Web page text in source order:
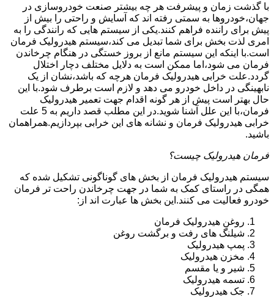
با گذشت زمان و پیشرفت هر چه بیشتر صنعت خودروسازی در
جهان،خودروها به سمتی رفته اند که آسایش و راحتی را بیش از
پیش برای راننده فراهم کنند.یکی از سیستم هایی که رانندگی را به
امری لذت بخش برای شما تبدیل می کند،سیستم هیدرولیک فرمان
است.با اینکه این سیستم مانع از بروز خستگی در هنگام چرخاندن
فرمان می شود،اما ممکن است به دلایل مختلف دچار اختلال
گردد.علت خرابی هیدرولیک فرمان هرچه که باشد،نشان از یک
نابهینگی در داخل خودرو می دهد و لازم است برطرف شود.با این
حال بهتر است پیش از هر گونه اقدام جهت تعمیر هیدرولیک
فرمان،با این علل آشنا شوید.در این مطلب قصد داریم به 5 علت
خرابی هیدرولیک فرمان و نشانه های این خرابی بپردازیم.همراهمان
باشید.
فرمان هیدرولیک چیست؟
سیستم هیدرولیک فرمان از بخش های گوناگونی تشکیل شده که
همگی در راستای کمک به شما در جهت چرخاندن راحت تر فرمان
خودرو فعالیت می کنند.این بخش ها عبارت اند از:
روغن هیدرولیک فرمان
شیلنگ های رفت و برگشت روغن
پمپ هیدرولیک
مخزن هیدرولیک
شیر و یا مقسم
تسمه هیدرولیک
جک هیدرولیک